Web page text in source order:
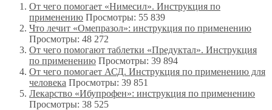
От чего помогает «Нимесил». Инструкция по
применению Просмотры: 55 839
Что лечит «Омепразол»: инструкция по применению
Просмотры: 48 272
От чего помогают таблетки «Предуктал». Инструкция
по применению Просмотры: 39 894
От чего помогает АСД. Инструкция по применению для
человека Просмотры: 39 851
Лекарство «Ибупрофен»: инструкция по применению
Просмотры: 38 525